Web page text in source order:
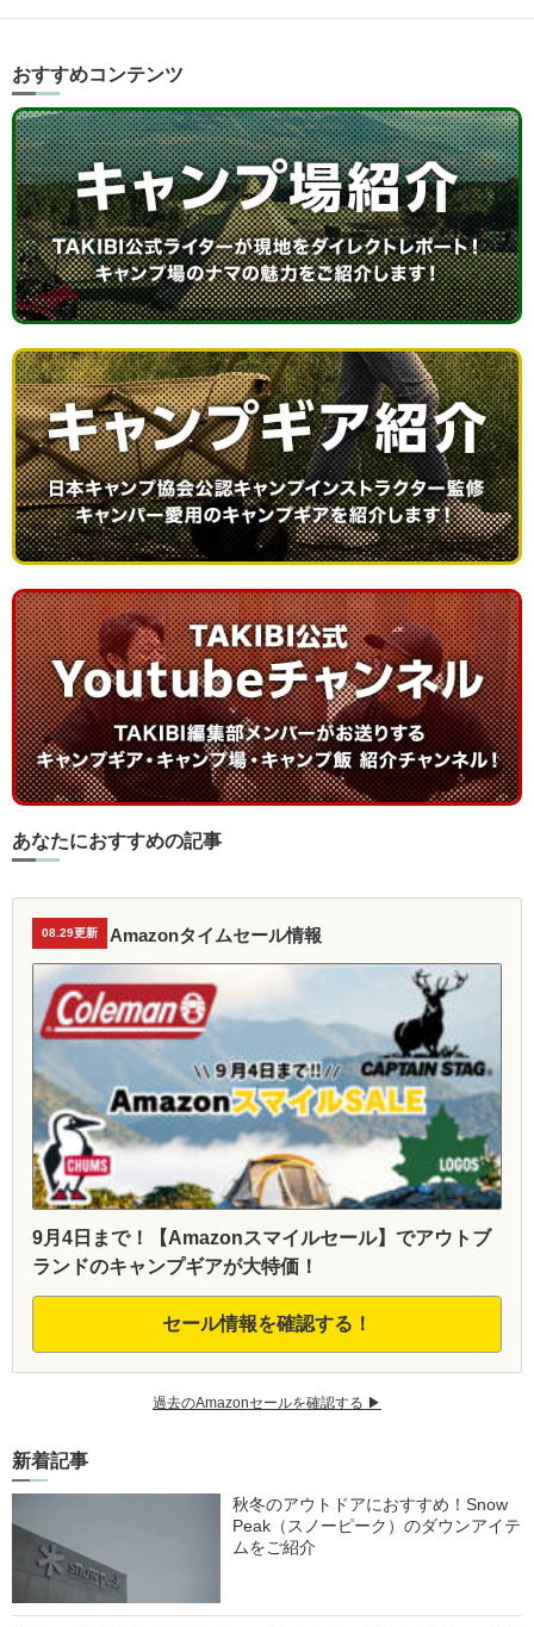
おすすめコンテンツ
あなたにおすすめの記事
08.29更新 Amazonタイムセール情報
9月4日まで！【Amazonスマイルセール】でアウトブ
ランドのキャンプギアが大特価！
セール情報を確認する！
過去のAmazonセールを確認する ▶︎
新着記事
秋冬のアウトドアにおすすめ！Snow
Peak（スノーピーク）のダウンアイテ
ムをご紹介